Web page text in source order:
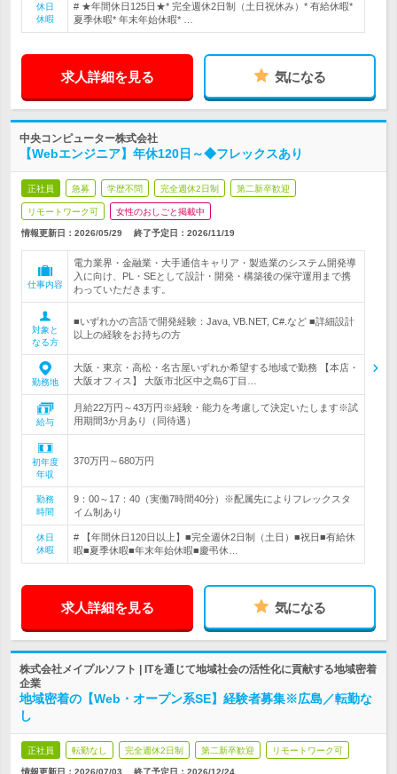
休日
休暇
# ★年間休日125日★* 完全週休2日制（土日祝休み）* 有給休暇*
夏季休暇* 年末年始休暇* …
求人詳細を見る 気になる
中央コンピューター株式会社
【Webエンジニア】年休120日～◆フレックスあり
正社員 急募 学歴不問 完全週休2日制 第二新卒歓迎
リモートワーク可 女性のおしごと掲載中
情報更新日：2026/05/29 終了予定日： 2026/11/19
仕事内容
電力業界・金融業・大手通信キャリア・製造業のシステム開発導
入に向け、PL・SEとして設計・開発・構築後の保守運用まで携
わっていただきます。
対象と
なる方
■いずれかの言語で開発経験：Java, VB.NET, C#.など ■詳細設計
以上の経験をお持ちの方
勤務地
大阪・東京・高松・名古屋いずれか希望する地域で勤務 【本店・
大阪オフィス】 大阪市北区中之島6丁目…
給与
月給22万円～43万円※経験・能力を考慮して決定いたします※試
用期間3か月あり（同待遇）
初年度
年収
370万円～680万円
勤務
時間
9：00～17：40（実働7時間40分）※配属先によりフレックスタ
イム制あり
休日
休暇
# 【年間休日120日以上】■完全週休2日制（土日）■祝日■有給休
暇■夏季休暇■年末年始休暇■慶弔休…
求人詳細を見る 気になる
株式会社メイプルソフト | ITを通じて地域社会の活性化に貢献する地域密着
企業
地域密着の【Web・オープン系SE】経験者募集※広島／転勤な
し
正社員 転勤なし 完全週休2日制 第二新卒歓迎 リモートワーク可
情報更新日：2026/07/03 終了予定日： 2026/12/24